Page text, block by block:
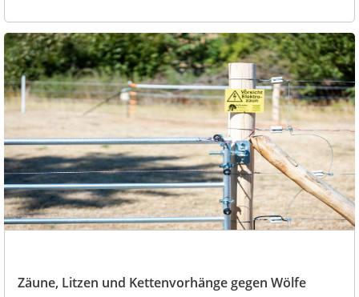
Zäune, Litzen und Kettenvorhänge gegen Wölfe